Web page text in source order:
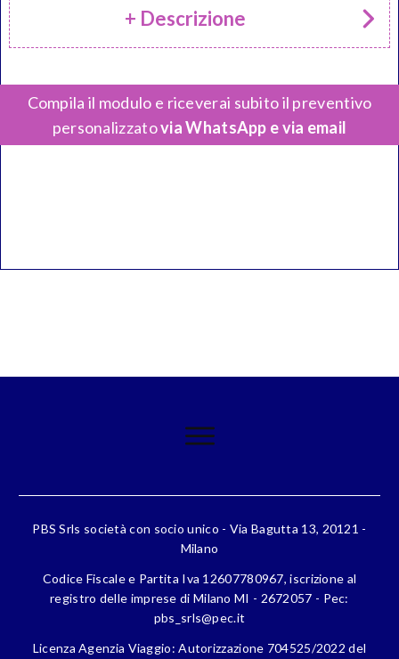
+ Descrizione
Compila il modulo e riceverai subito il preventivo
personalizzatovia WhatsApp e via email
PBS Srls società con socio unico - Via Bagutta 13, 20121 -
Milano
Codice Fiscale e Partita Iva 12607780967, iscrizione al
registro delle imprese di Milano MI - 2672057 - Pec:
pbs_srls@pec.it
Licenza Agenzia Viaggio: Autorizzazione 704525/2022 del